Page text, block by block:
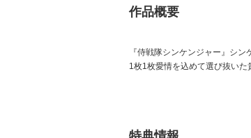
作品概要
『侍戦隊シンケンジャー』シ
1枚1枚愛情を込めて選び抜いた